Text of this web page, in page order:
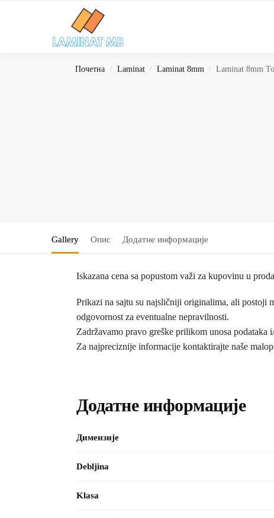
Почетна
/ Laminat / Laminat 8mm / Laminat 8mm
Gallery Опис Додатне информације
Iskazana cena sa popustom važi za kupovinu u
Prikazi na sajtu su najsličniji originalima, ali postoji
odgovornost za eventualne nepravilnosti.
Zadržavamo pravo greške prilikom unosa podataka
Za najpreciznije informacije kontaktirajte naše
Додатне информације
Димензије
Debljina
Klasa